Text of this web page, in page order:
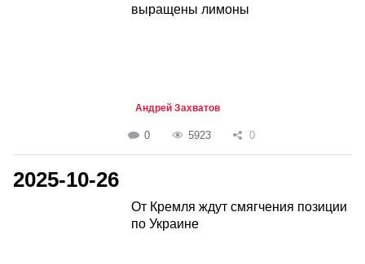
выращены лимоны
Андрей Захватов
0 5923 0
2025-10-26
От Кремля ждут смягчения позиции
по Украине